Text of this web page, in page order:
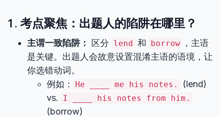
1. 考点聚焦：出题人的陷阱在哪里？
主谓一致陷阱： 区分 lend 和 borrow
，主语
是关键。出题人会故意设置混淆主语的语境，让
你选错动词。
例如：
He ____ me his notes.
(lend)
vs.
I ____ his notes from him.
(borrow)